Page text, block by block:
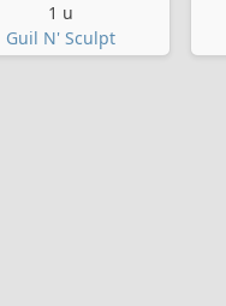
1 u
Guil N' Sculpt